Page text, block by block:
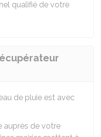
qualifié de votre
de pluie est avec
auprès de votre